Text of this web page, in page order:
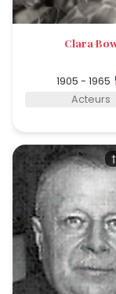
Clara
1905 - 1965
Acteurs